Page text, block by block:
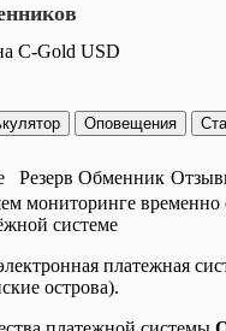
C-Gold USD
Резерв Обменник
мониторинге временно
системе
платежная
острова).